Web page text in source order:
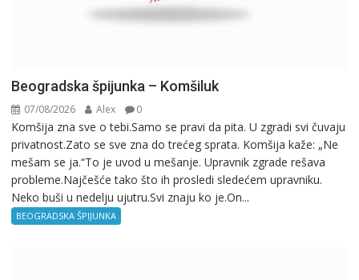
Beogradska špijunka – Komšiluk
07/08/2026 Alex 0
Komšija zna sve o tebi.Samo se pravi da pita. U zgradi svi čuvaju
privatnost.Zato se sve zna do trećeg sprata. Komšija kaže: „Ne
mešam se ja.“To je uvod u mešanje. Upravnik zgrade rešava
probleme.Najčešće tako što ih prosledi sledećem upravniku.
Neko buši u nedelju ujutru.Svi znaju ko je.On...
BEOGRADSKA ŠPIJUNKA